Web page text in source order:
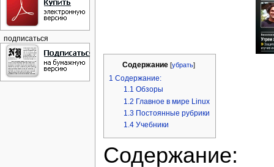
Содержание[убрать]
1 Содержание:
1.1 Обзоры
1.2 Главное в мире Linux
1.3 Постоянные рубрики
1.4 Учебники
Содержание:
подписаться